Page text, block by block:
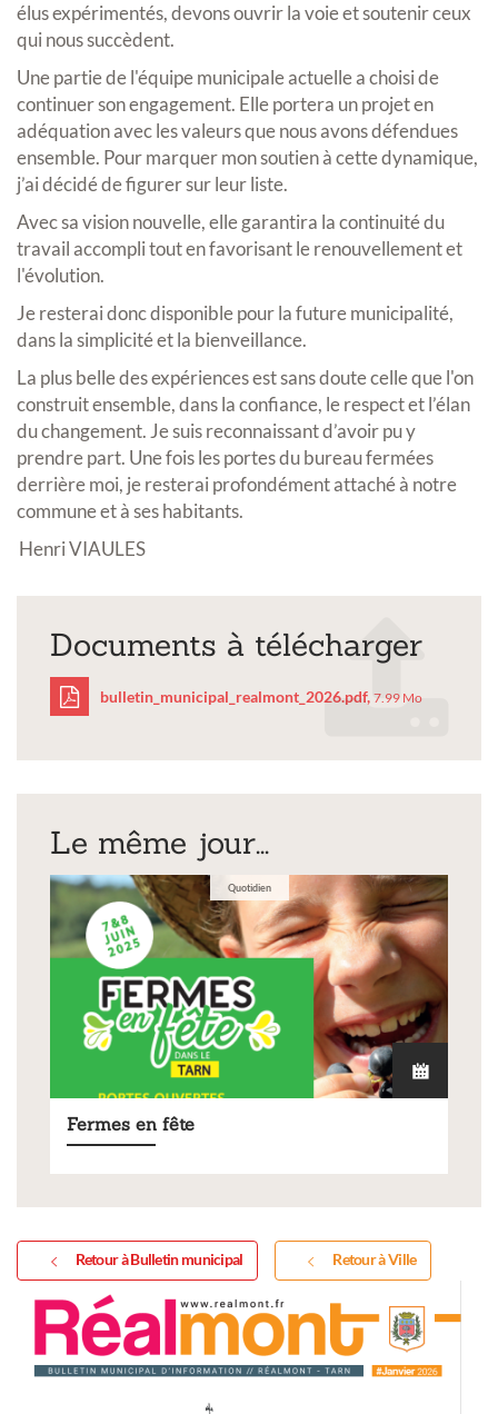
élus expérimentés, devons ouvrir la voie et soutenir ceux
qui nous succèdent.
Une partie de l'équipe municipale actuelle a choisi de
continuer son engagement. Elle portera un projet en
adéquation avec les valeurs que nous avons défendues
ensemble. Pour marquer mon soutien à cette dynamique,
j’ai décidé de figurer sur leur liste.
Avec sa vision nouvelle, elle garantira la continuité du
travail accompli tout en favorisant le renouvellement et
l'évolution.
Je resterai donc disponible pour la future municipalité,
dans la simplicité et la bienveillance.
La plus belle des expériences est sans doute celle que l'on
construit ensemble, dans la confiance, le respect et l’élan
du changement. Je suis reconnaissant d’avoir pu y
prendre part. Une fois les portes du bureau fermées
derrière moi, je resterai profondément attaché à notre
commune et à ses habitants.
Henri VIAULES
Documents à télécharger
bulletin_municipal_realmont_2026.pdf, 7.99 Mo
Le même jour...
Quotidien
Fermes en fête
Retour à Bulletin municipal Retour à Ville